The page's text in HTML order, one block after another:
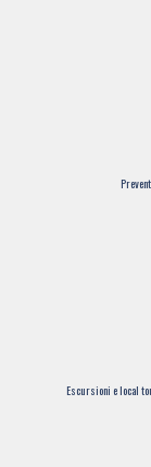
Escursioni e local